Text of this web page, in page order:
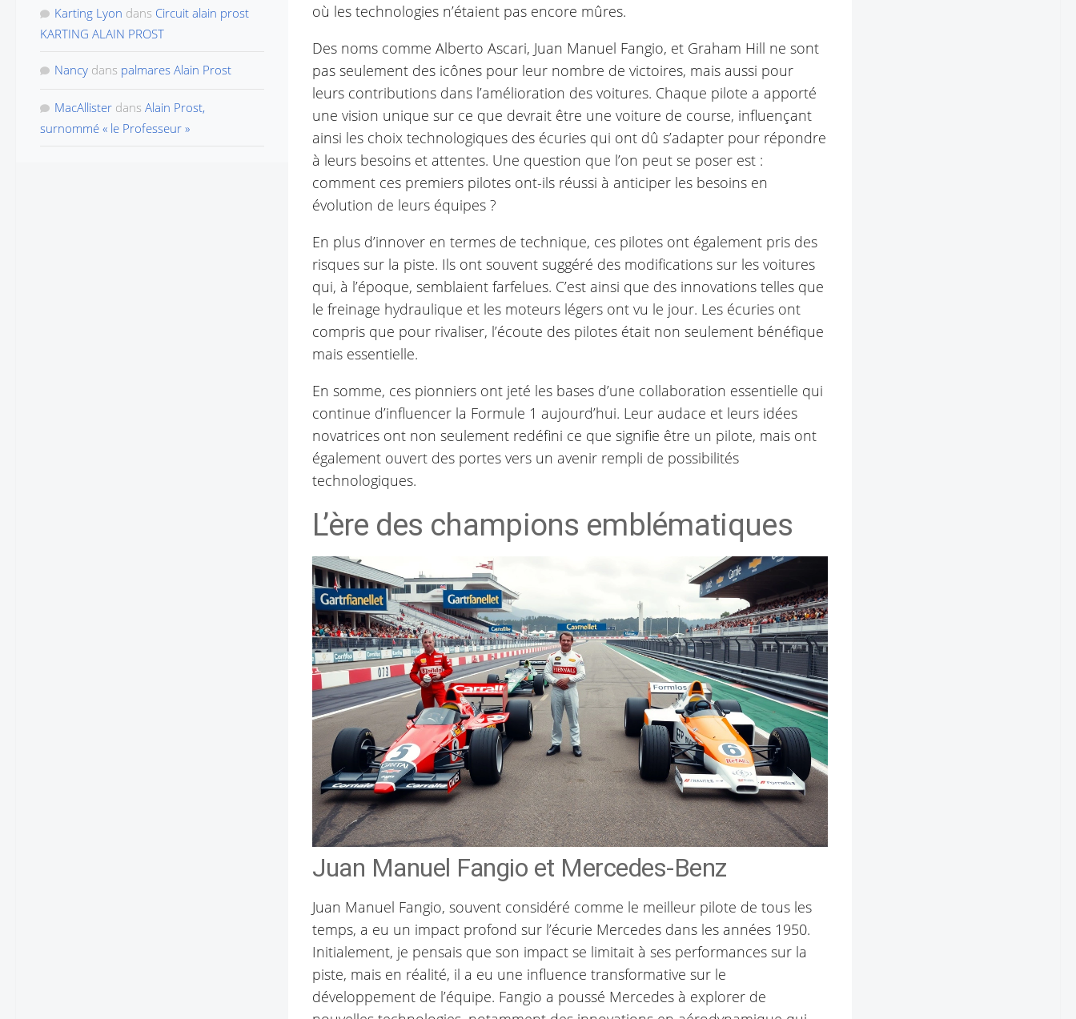
où les technologies n’étaient pas encore mûres.
Des noms comme Alberto Ascari, Juan Manuel Fangio, et Graham Hill ne sont
pas seulement des icônes pour leur nombre de victoires, mais aussi pour
leurs contributions dans l’amélioration des voitures. Chaque pilote a apporté
une vision unique sur ce que devrait être une voiture de course, influençant
ainsi les choix technologiques des écuries qui ont dû s’adapter pour répondre
à leurs besoins et attentes. Une question que l’on peut se poser est :
comment ces premiers pilotes ont-ils réussi à anticiper les besoins en
évolution de leurs équipes ?
En plus d’innover en termes de technique, ces pilotes ont également pris des
risques sur la piste. Ils ont souvent suggéré des modifications sur les voitures
qui, à l’époque, semblaient farfelues. C’est ainsi que des innovations telles que
le freinage hydraulique et les moteurs légers ont vu le jour. Les écuries ont
compris que pour rivaliser, l’écoute des pilotes était non seulement bénéfique
mais essentielle.
En somme, ces pionniers ont jeté les bases d’une collaboration essentielle qui
continue d’influencer la Formule 1 aujourd’hui. Leur audace et leurs idées
novatrices ont non seulement redéfini ce que signifie être un pilote, mais ont
également ouvert des portes vers un avenir rempli de possibilités
technologiques.
L’ère des champions emblématiques
Juan Manuel Fangio et Mercedes-Benz
Juan Manuel Fangio, souvent considéré comme le meilleur pilote de tous les
temps, a eu un impact profond sur l’écurie Mercedes dans les années 1950.
Initialement, je pensais que son impact se limitait à ses performances sur la
piste, mais en réalité, il a eu une influence transformative sur le
développement de l’équipe. Fangio a poussé Mercedes à explorer de
Karting Lyon dans Circuit alain prost
KARTING ALAIN PROST
Nancy dans palmares Alain Prost
MacAllister dans Alain Prost,
surnommé « le Professeur »